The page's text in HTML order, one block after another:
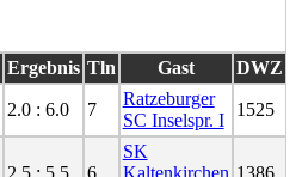
Ergebnis Tln Gast DWZ
2.0 : 6.0 7
Ratzeburger
SC Inselspr. I
1525
SK